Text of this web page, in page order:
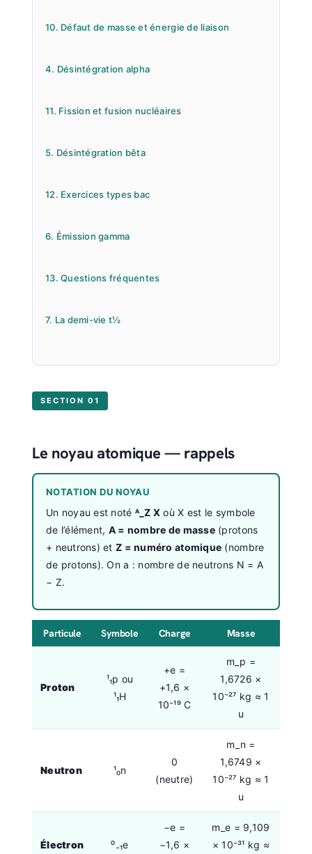
10. Défaut de masse et énergie de liaison
4. Désintégration alpha
11. Fission et fusion nucléaires
5. Désintégration bêta
12. Exercices types bac
6. Émission gamma
13. Questions fréquentes
7. La demi-vie t½
SECTION 01
Le noyau atomique — rappels
NOTATION DU NOYAU
Un noyau est noté ᴬ_Z X où X est le symbole
de l’élément, A = nombre de masse(protons
+ neutrons) etZ = numéro atomique (nombre
de protons). On a : nombre de neutrons N = A
− Z.
Particule Symbole Charge Masse
Proton
¹₁p ou
¹₁H
+e =
+1,6 ×
10⁻¹⁹ C
m_p =
1,6726 ×
10⁻²⁷ kg ≈ 1
u
Neutron ¹₀n
0
(neutre)
m_n =
1,6749 ×
10⁻²⁷ kg ≈ 1
u
Électron ⁰₋₁e
−e =
−1,6 ×
m_e = 9,109
× 10⁻³¹ kg ≈